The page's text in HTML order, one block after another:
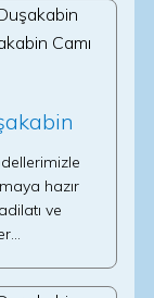
hazır
ve